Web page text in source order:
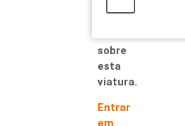
sobre
esta
viatura.
Entrar
em